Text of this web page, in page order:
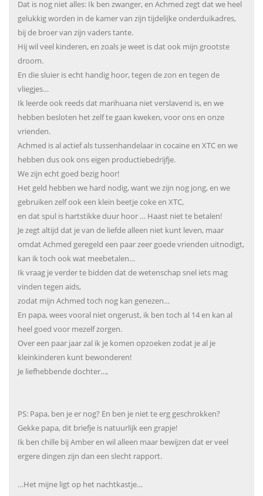
Dat is nog niet alles: Ik ben zwanger, en Achmed zegt dat we heel
gelukkig worden in de kamer van zijn tijdelijke onderduikadres,
bij de broer van zijn vaders tante.
Hij wil veel kinderen, en zoals je weet is dat ook mijn grootste
droom.
En die sluier is echt handig hoor, tegen de zon en tegen de
vliegjes…
Ik leerde ook reeds dat marihuana niet verslavend is, en we
hebben besloten het zelf te gaan kweken, voor ons en onze
vrienden.
Achmed is al actief als tussenhandelaar in cocaïne en XTC en we
hebben dus ook ons eigen productiebedrijfje.
We zijn echt goed bezig hoor!
Het geld hebben we hard nodig, want we zijn nog jong, en we
gebruiken zelf ook een klein beetje coke en XTC,
en dat spul is hartstikke duur hoor … Haast niet te betalen!
Je zegt altijd dat je van de liefde alleen niet kunt leven, maar
omdat Achmed geregeld een paar zeer goede vrienden uitnodigt,
kan ik toch ook wat meebetalen…
Ik vraag je verder te bidden dat de wetenschap snel iets mag
vinden tegen aids,
zodat mijn Achmed toch nog kan genezen…
En papa, wees vooral niet ongerust, ik ben toch al 14 en kan al
heel goed voor mezelf zorgen.
Over een paar jaar zal ik je komen opzoeken zodat je al je
kleinkinderen kunt bewonderen!
Je liefhebbende dochter…,
PS: Papa, ben je er nog? En ben je niet te erg geschrokken?
Gekke papa, dit briefje is natuurlijk een grapje!
Ik ben chille bij Amber en wil alleen maar bewijzen dat er veel
ergere dingen zijn dan een slecht rapport.
…Het mijne ligt op het nachtkastje…